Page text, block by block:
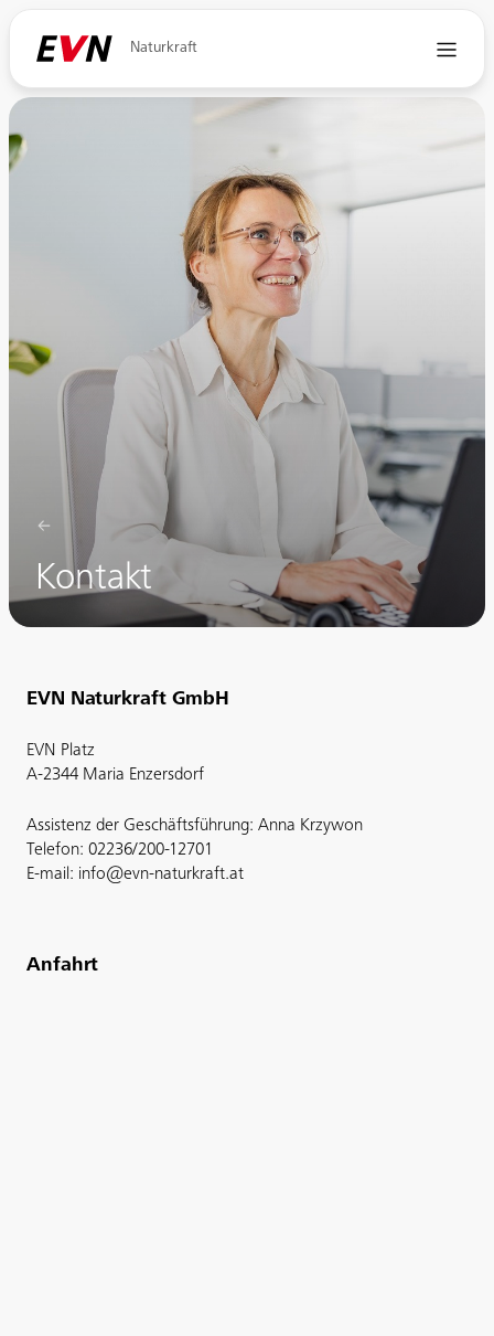
Naturkraft
Kontakt
EVN Naturkraft GmbH
EVN Platz
A-2344 Maria Enzersdorf
Assistenz der Geschäftsführung: Anna Krzywon
Telefon: 02236/200-12701
E-mail: info@evn-naturkraft.at
Anfahrt